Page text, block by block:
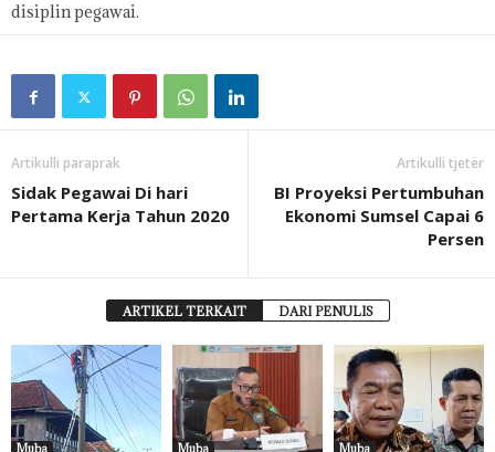
disiplin pegawai.
Artikulli paraprak
Sidak Pegawai Di hari
Pertama Kerja Tahun 2020
Artikulli tjetër
BI Proyeksi Pertumbuhan
Ekonomi Sumsel Capai 6
Persen
ARTIKEL TERKAIT DARI PENULIS
Muba Muba Muba